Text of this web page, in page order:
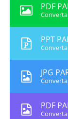
PDF
PPT
Converta
JPG
Converta
PDF
Converta